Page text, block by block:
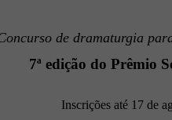
de dramaturgia
7ª edição do Prêmio
Inscrições até 17 de